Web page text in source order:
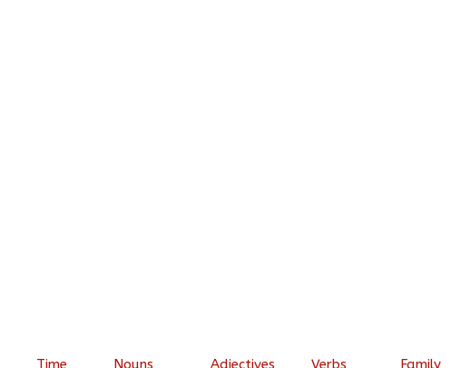
Time Nouns Adjectives Verbs Family